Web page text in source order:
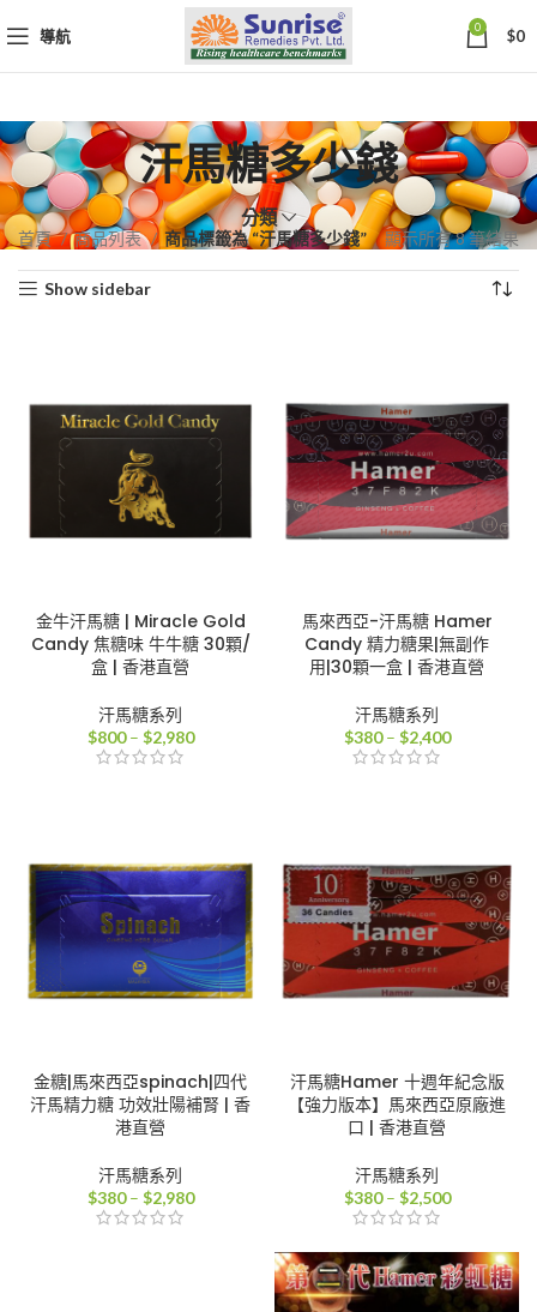
導航 0 $0
汗馬糖多少錢
分類
首頁 商品列表 商品標籤為 “汗馬糖多少錢” 顯示所有 8 筆結果依
Show sidebar
金牛汗馬糖 | Miracle Gold
Candy 焦糖味 牛牛糖 30顆/
盒 | 香港直營
汗馬糖系列
$800 – $2,980價
$2,980
馬來西亞-汗馬糖 Hamer
Candy 精力糖果|無副作
用|30顆一盒 | 香港直營
汗馬糖系列
$380 – $2,400價
$2,400
金糖|馬來西亞spinach|四代
汗馬精力糖 功效壯陽補腎 | 香
港直營
汗馬糖系列
$380 – $2,980價
汗馬糖Hamer 十週年紀念版
【強力版本】馬來西亞原廠進
口 | 香港直營
汗馬糖系列
$380 – $2,500價
圍：
$380